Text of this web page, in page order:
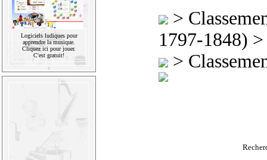
Logiciels ludiques pour
apprendre la musique.
Cliquez ici pour jouer.
C'est gratuit!
>
1797-1848)
>